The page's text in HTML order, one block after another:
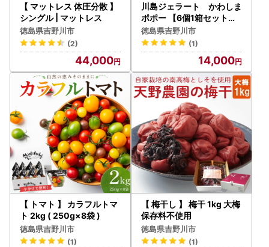
【 マットレス 体圧分散 】
シングル | マットレス
徳島県吉野川市
(2)
44,000
川島ジェラート かわしま
ポポー 【6個1箱セット】
ジェラート
徳島県吉野川市
(1)
14,000
【 トマト 】 カラフルトマ
ト 2kg ( 250g×8袋 )
徳島県吉野川市
(1)
【 梅干し 】 梅干 1kg 大梅
保存料不使用
徳島県吉野川市
(1)